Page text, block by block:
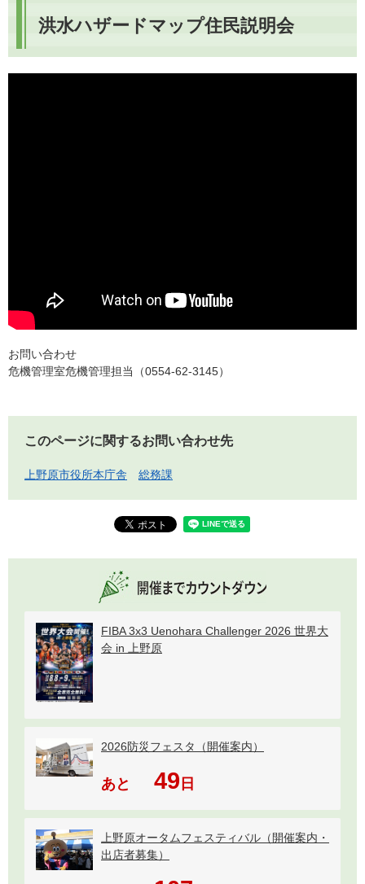
洪水ハザードマップ住民説明会
お問い合わせ
危機管理室危機管理担当（0554-62-3145）
このページに関するお問い合わせ先
上野原市役所本庁舎 総務課
FIBA 3x3 Uenohara Challenger 2026 世界大
会 in 上野原
2026防災フェスタ（開催案内）
あと 49 日
上野原オータムフェスティバル（開催案内・
出店者募集）